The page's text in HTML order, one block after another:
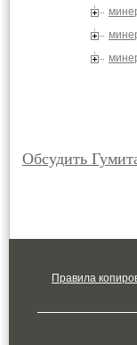
Обсудить
Правила